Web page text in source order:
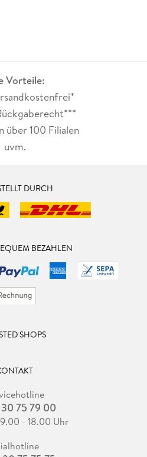
Vorteile:
über 100 Filialen
uvm.
DURCH
BEZAHLEN
SHOPS
75 79 00
- 18.00 Uhr